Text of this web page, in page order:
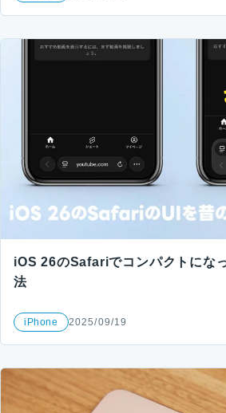
iOS 26のSafariでコンパクトにな
法
iPhone 2025/09/19